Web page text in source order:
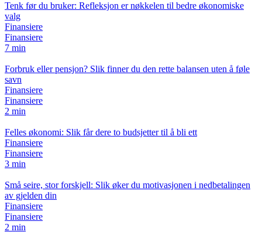
Tenk før du bruker: Refleksjon er nøkkelen til bedre økonomiske
valg
Finansiere
Finansiere
7 min
Forbruk eller pensjon? Slik finner du den rette balansen uten å føle
savn
Finansiere
Finansiere
2 min
Felles økonomi: Slik får dere to budsjetter til å bli ett
Finansiere
Finansiere
3 min
Små seire, stor forskjell: Slik øker du motivasjonen i nedbetalingen
av gjelden din
Finansiere
Finansiere
2 min